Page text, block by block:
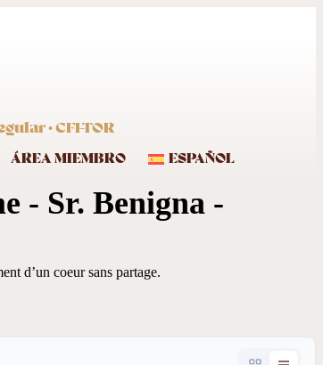
· CFI-TOR
ÁREA MIEMBRO ESPAÑOL
- Sr. Benigna -
d’un coeur sans partage.